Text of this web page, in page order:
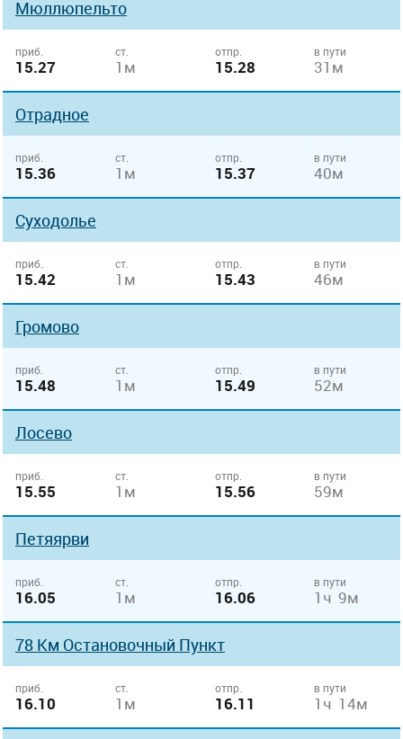
Мюллюпельто
приб.
15.27
ст.
1м
отпр.
15.28
в пути
31м
Отрадное
приб.
15.36
ст.
1м
отпр.
15.37
в пути
40м
Суходолье
приб.
15.42
ст.
1м
отпр.
15.43
в пути
46м
Громово
приб.
15.48
ст.
1м
отпр.
15.49
в пути
52м
Лосево
приб.
15.55
ст.
1м
отпр.
15.56
в пути
59м
Петяярви
приб.
16.05
ст.
1м
отпр.
16.06
в пути
1ч 9м
78 Км Остановочный Пункт
приб.
16.10
ст.
1м
отпр.
16.11
в пути
1ч 14м